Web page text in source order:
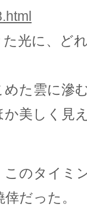
光に、ど
た雲に滲
美しく見
のタイミ
だった。